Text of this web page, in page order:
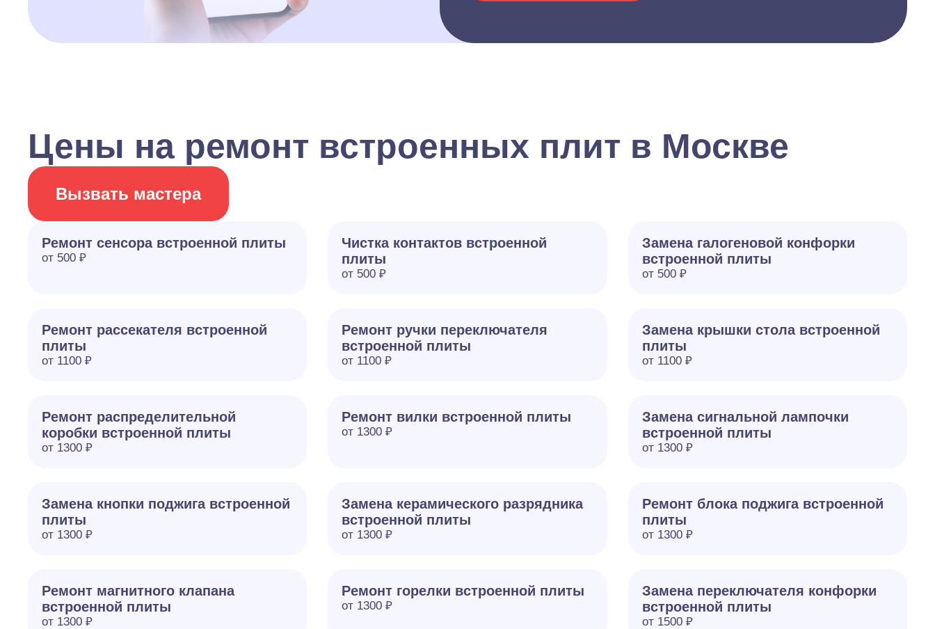
Цены на ремонт встроенных плит в Москве
Вызвать мастера
Ремонт сенсора встроенной плиты
от 500 ₽
Чистка контактов встроенной
плиты
от 500 ₽
Замена галогеновой конфорки
встроенной плиты
от 500 ₽
Ремонт рассекателя встроенной
плиты
от 1100 ₽
Ремонт ручки переключателя
встроенной плиты
от 1100 ₽
Замена крышки стола встроенной
плиты
от 1100 ₽
Ремонт распределительной
коробки встроенной плиты
от 1300 ₽
Ремонт вилки встроенной плиты
от 1300 ₽
Замена сигнальной лампочки
встроенной плиты
от 1300 ₽
Замена кнопки поджига встроенной
плиты
от 1300 ₽
Замена керамического разрядника
встроенной плиты
от 1300 ₽
Ремонт блока поджига встроенной
плиты
от 1300 ₽
Ремонт магнитного клапана
встроенной плиты
от 1300 ₽
Ремонт горелки встроенной плиты
от 1300 ₽
Замена переключателя конфорки
встроенной плиты
от 1500 ₽